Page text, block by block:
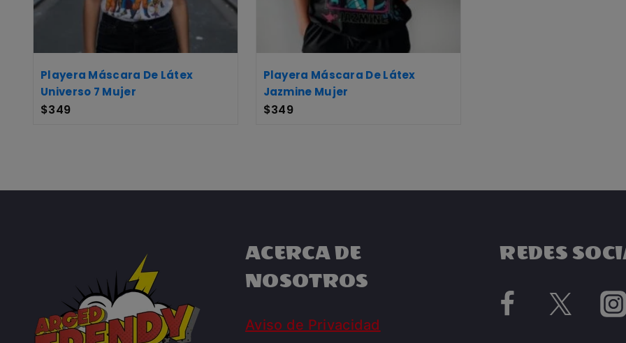
Playera Máscara De Látex
Universo 7 Mujer
$349
Playera Máscara De Látex
Jazmine Mujer
$349
ACERCA DE
NOSOTROS
Aviso de Privacidad
REDES